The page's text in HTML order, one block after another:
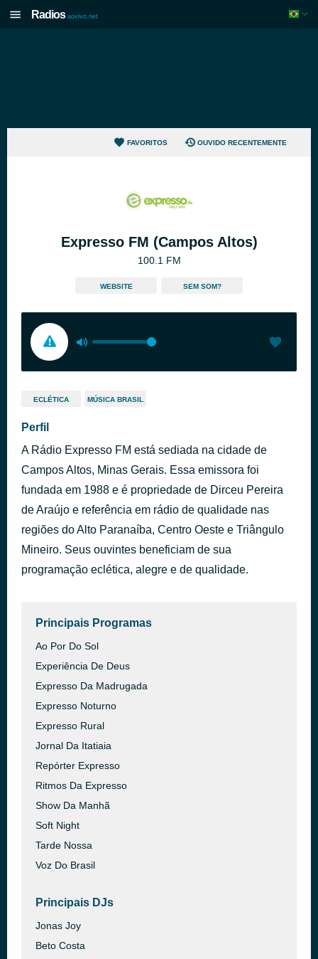
Radios aovivo.net
FAVORITOS OUVIDO RECENTEMENTE
Expresso FM (Campos Altos)
100.1 FM
WEBSITE SEM SOM?
ECLÉTICA MÚSICA BRASIL
Perfil
A Rádio Expresso FM está sediada na cidade de
Campos Altos, Minas Gerais. Essa emissora foi
fundada em 1988 e é propriedade de Dirceu Pereira
de Araújo e referência em rádio de qualidade nas
regiões do Alto Paranaíba, Centro Oeste e Triângulo
Mineiro. Seus ouvintes beneficiam de sua
programação eclética, alegre e de qualidade.
Principais Programas
Ao Por Do Sol
Experiência De Deus
Expresso Da Madrugada
Expresso Noturno
Expresso Rural
Jornal Da Itatiaia
Repórter Expresso
Ritmos Da Expresso
Show Da Manhã
Soft Night
Tarde Nossa
Voz Do Brasil
Principais DJs
Jonas Joy
Beto Costa